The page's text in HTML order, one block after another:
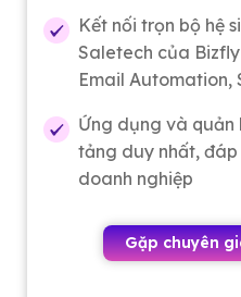
Kết nối trọn bộ hệ
Saletech của
Email Automation,
Ứng dụng và quản
tảng duy nhất,
doanh nghiệp
Gặp chuyên